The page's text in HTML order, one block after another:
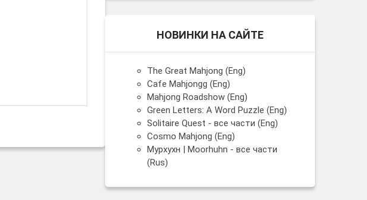
НОВИНКИ НА САЙТЕ
The Great Mahjong (Eng)
Cafe Mahjongg (Eng)
Mahjong Roadshow (Eng)
Green Letters: A Word Puzzle (Eng)
Solitaire Quest - все части (Eng)
Cosmo Mahjong (Eng)
Мурхухн | Moorhuhn - все части
(Rus)